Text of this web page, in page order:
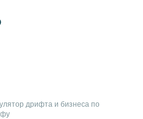
дрифта и бизнеса по